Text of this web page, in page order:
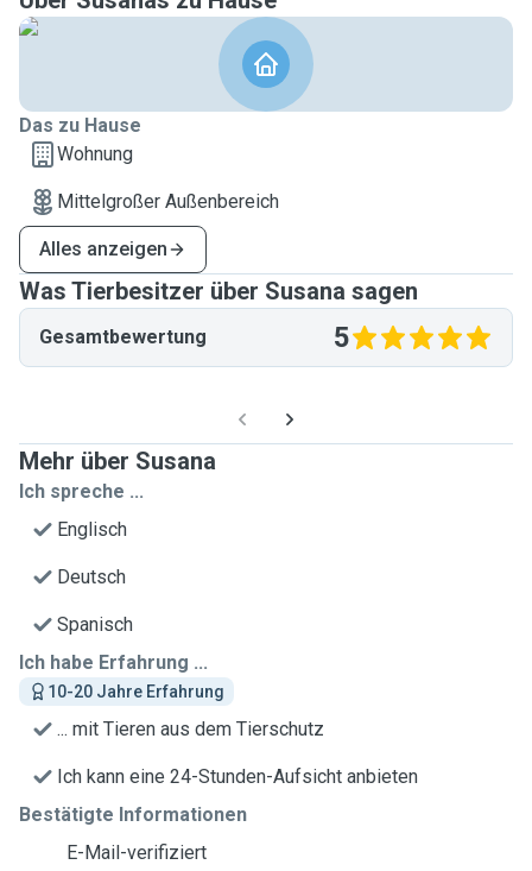
Das zu Hause
Wohnung
Mittelgroßer Außenbereich
Alles anzeigen
Was Tierbesitzer über Susana sagen
Gesamtbewertung 5
Mehr über Susana
Ich spreche ...
Englisch
Deutsch
Spanisch
Ich habe Erfahrung ...
10-20 Jahre Erfahrung
... mit Tieren aus dem Tierschutz
Ich kann eine 24-Stunden-Aufsicht anbieten
Bestätigte Informationen
E-Mail-verifiziert